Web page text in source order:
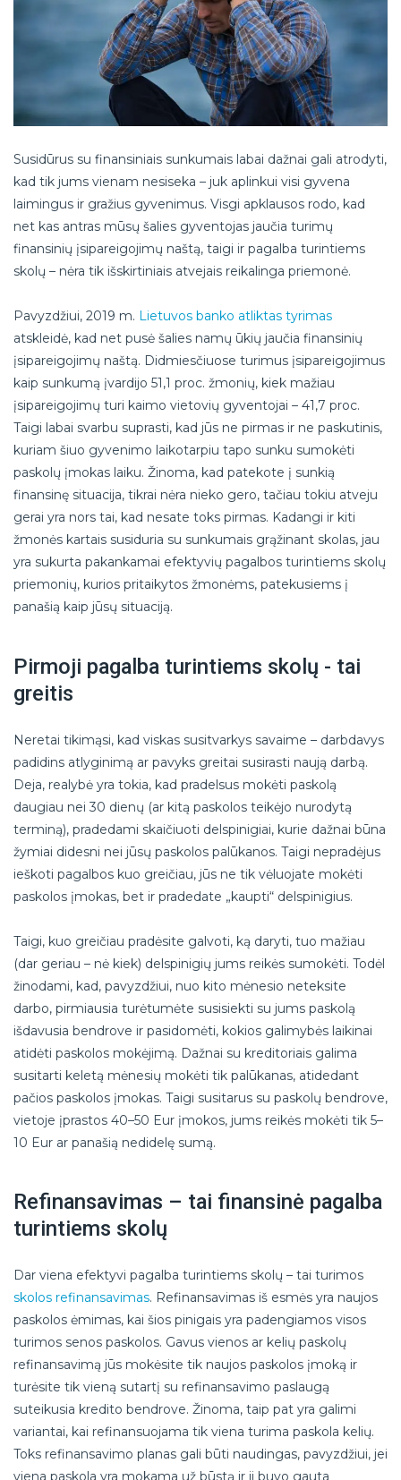
Susidūrus su finansiniais sunkumais labai dažnai gali atrodyti,
kad tik jums vienam nesiseka – juk aplinkui visi gyvena
laimingus ir gražius gyvenimus. Visgi apklausos rodo, kad
net kas antras mūsų šalies gyventojas jaučia turimų
finansinių įsipareigojimų naštą, taigi ir pagalba turintiems
skolų – nėra tik išskirtiniais atvejais reikalinga priemonė.
Pavyzdžiui, 2019 m. Lietuvos banko atliktas tyrimas
atskleidė, kad net pusė šalies namų ūkių jaučia finansinių
įsipareigojimų naštą. Didmiesčiuose turimus įsipareigojimus
kaip sunkumą įvardijo 51,1 proc. žmonių, kiek mažiau
įsipareigojimų turi kaimo vietovių gyventojai – 41,7 proc.
Taigi labai svarbu suprasti, kad jūs ne pirmas ir ne paskutinis,
kuriam šiuo gyvenimo laikotarpiu tapo sunku sumokėti
paskolų įmokas laiku. Žinoma, kad patekote į sunkią
finansinę situacija, tikrai nėra nieko gero, tačiau tokiu atveju
gerai yra nors tai, kad nesate toks pirmas. Kadangi ir kiti
žmonės kartais susiduria su sunkumais grąžinant skolas, jau
yra sukurta pakankamai efektyvių pagalbos turintiems skolų
priemonių, kurios pritaikytos žmonėms, patekusiems į
panašią kaip jūsų situaciją.
Pirmoji pagalba turintiems skolų - tai
greitis
Neretai tikimąsi, kad viskas susitvarkys savaime – darbdavys
padidins atlyginimą ar pavyks greitai susirasti naują darbą.
Deja, realybė yra tokia, kad pradelsus mokėti paskolą
daugiau nei 30 dienų (ar kitą paskolos teikėjo nurodytą
terminą), pradedami skaičiuoti delspinigiai, kurie dažnai būna
žymiai didesni nei jūsų paskolos palūkanos. Taigi nepradėjus
ieškoti pagalbos kuo greičiau, jūs ne tik vėluojate mokėti
paskolos įmokas, bet ir pradedate „kaupti“ delspinigius.
Taigi, kuo greičiau pradėsite galvoti, ką daryti, tuo mažiau
(dar geriau – nė kiek) delspinigių jums reikės sumokėti. Todėl
žinodami, kad, pavyzdžiui, nuo kito mėnesio neteksite
darbo, pirmiausia turėtumėte susisiekti su jums paskolą
išdavusia bendrove ir pasidomėti, kokios galimybės laikinai
atidėti paskolos mokėjimą. Dažnai su kreditoriais galima
susitarti keletą mėnesių mokėti tik palūkanas, atidedant
pačios paskolos įmokas. Taigi susitarus su paskolų bendrove,
vietoje įprastos 40–50 Eur įmokos, jums reikės mokėti tik 5–
10 Eur ar panašią nedidelę sumą.
Refinansavimas – tai finansinė pagalba
turintiems skolų
Dar viena efektyvi pagalba turintiems skolų – tai turimos
skolos refinansavimas. Refinansavimas iš esmės yra naujos
paskolos ėmimas, kai šios pinigais yra padengiamos visos
turimos senos paskolos. Gavus vienos ar kelių paskolų
refinansavimą jūs mokėsite tik naujos paskolos įmoką ir
turėsite tik vieną sutartį su refinansavimo paslaugą
suteikusia kredito bendrove. Žinoma, taip pat yra galimi
variantai, kai refinansuojama tik viena turima paskola kelių.
Toks refinansavimo planas gali būti naudingas, pavyzdžiui, jei
viena paskola yra mokama už būstą ir ji buvo gauta